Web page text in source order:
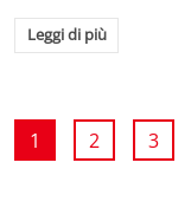
Leggi di più
1 2 3